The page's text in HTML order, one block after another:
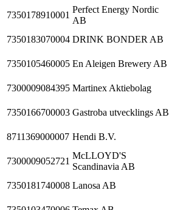
7350178910001
Perfect Energy Nordic
AB
7350183070004 DRINK BONDER AB
7350105460005 En Aleigen Brewery AB
7300009084395 Martinex Aktiebolag
7350166700003 Gastroba utvecklings AB
8711369000007 Hendi B.V.
7300009052721
McLLOYD'S
Scandinavia AB
7350181740008 Lanosa AB